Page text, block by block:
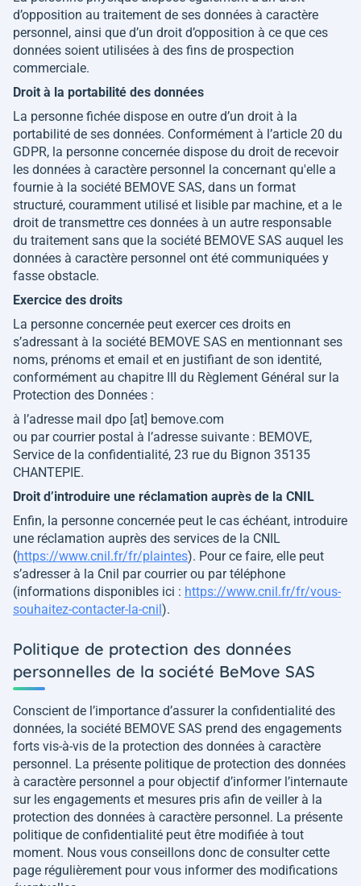
d’opposition au traitement de ses données à caractère
personnel, ainsi que d’un droit d’opposition à ce que ces
données soient utilisées à des fins de prospection
commerciale.
Droit à la portabilité des données
La personne fichée dispose en outre d’un droit à la
portabilité de ses données. Conformément à l’article 20 du
GDPR, la personne concernée dispose du droit de recevoir
les données à caractère personnel la concernant qu'elle a
fournie à la société BEMOVE SAS, dans un format
structuré, couramment utilisé et lisible par machine, et a le
droit de transmettre ces données à un autre responsable
du traitement sans que la société BEMOVE SAS auquel les
données à caractère personnel ont été communiquées y
fasse obstacle.
Exercice des droits
La personne concernée peut exercer ces droits en
s’adressant à la société BEMOVE SAS en mentionnant ses
noms, prénoms et email et en justifiant de son identité,
conformément au chapitre III du Règlement Général sur la
Protection des Données :
à l’adresse mail dpo [at] bemove.com
ou par courrier postal à l’adresse suivante : BEMOVE,
Service de la confidentialité, 23 rue du Bignon 35135
CHANTEPIE.
Droit d’introduire une réclamation auprès de la CNIL
Enfin, la personne concernée peut le cas échéant, introduire
une réclamation auprès des services de la CNIL
(https://www.cnil.fr/fr/plaintes). Pour ce faire, elle peut
s’adresser à la Cnil par courrier ou par téléphone
(informations disponibles ici : https://www.cnil.fr/fr/vous-
souhaitez-contacter-la-cnil).
Politique de protection des données
personnelles de la société BeMove SAS
Conscient de l’importance d’assurer la confidentialité des
données, la société BEMOVE SAS prend des engagements
forts vis-à-vis de la protection des données à caractère
personnel. La présente politique de protection des données
à caractère personnel a pour objectif d’informer l’internaute
sur les engagements et mesures pris afin de veiller à la
protection des données à caractère personnel. La présente
politique de confidentialité peut être modifiée à tout
moment. Nous vous conseillons donc de consulter cette
page régulièrement pour vous informer des modifications